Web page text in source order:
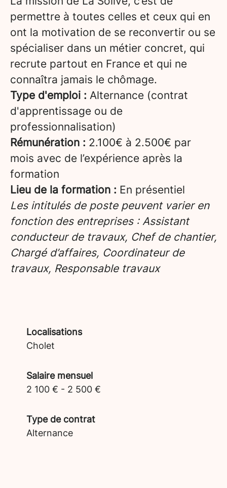
permettre à toutes celles et ceux qui en
ont la motivation de se reconvertir ou se
spécialiser dans un métier concret, qui
recrute partout en France et qui ne
connaîtra jamais le chômage.
Type d'emploi : Alternance (contrat
d'apprentissage ou de
professionnalisation)
Rémunération : 2.100€ à 2.500€ par
mois avec de l’expérience après la
formation
Lieu de la formation : En présentiel
Les intitulés de poste peuvent varier en
fonction des entreprises : Assistant
conducteur de travaux, Chef de chantier,
Chargé d’affaires, Coordinateur de
travaux, Responsable travaux
Localisations
Cholet
Salaire mensuel
2 100 € - 2 500 €
Type de contrat
Alternance